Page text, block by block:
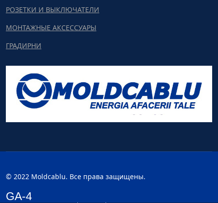
РОЗЕТКИ И ВЫКЛЮЧАТЕЛИ
МОНТАЖНЫЕ АКСЕССУАРЫ
ГРАДИРНИ
© 2022 Moldcablu. Все права защищены.
GA-4